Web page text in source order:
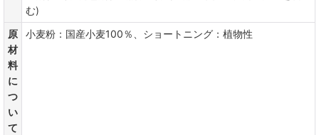
む)
原
材
料
に
つ
い
て
小麦粉：国産小麦100％、ショートニング：植物性